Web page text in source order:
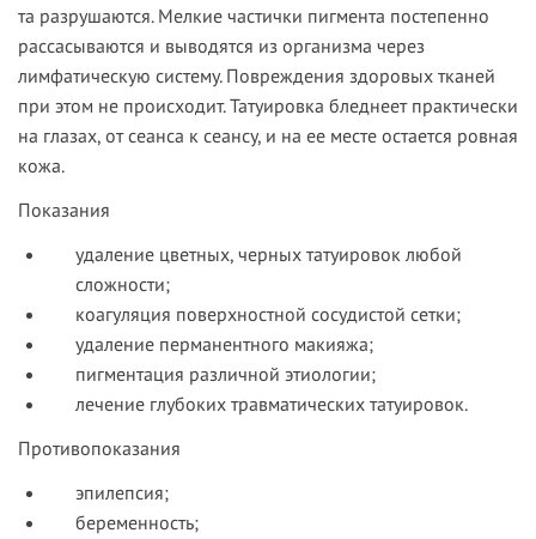
та разрушаются. Мел­кие час­тич­ки пигмента постепенно
рассасываются и выводятся из ор­га­низ­ма через
лимфатическую сис­те­му. Повреждения здоровых тка­ней
при этом не происходит. Та­ту­и­ров­ка бледнеет прак­ти­чес­ки
на глазах, от сеанса к сеансу, и на ее мес­те остается ровная
кожа.
Показания
удаление цветных, черных татуировок любой
сложности;
коагуляция поверхностной сосудистой сетки;
удаление перманентного макияжа;
пигментация различной этиологии;
лечение глубоких травматических татуировок.
Противопоказания
эпилепсия;
беременность;